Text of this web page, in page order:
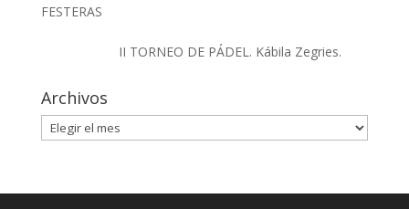
FESTERAS
II TORNEO DE PÁDEL. Kábila Zegries.
Archivos
Archivos